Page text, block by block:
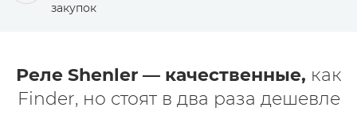
закупок
Реле Shenler — качественные, как
Finder, но стоят в два раза дешевле